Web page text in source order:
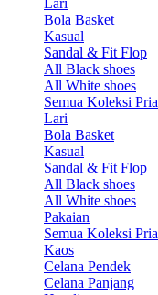
Bola Basket
Kasual
Sandal & Fit Flop
All Black shoes
All White shoes
Semua Koleksi Pria
Lari
Bola Basket
Kasual
Sandal & Fit Flop
All Black shoes
All White shoes
Pakaian
Semua Koleksi Pria
Kaos
Celana Pendek
Celana Panjang